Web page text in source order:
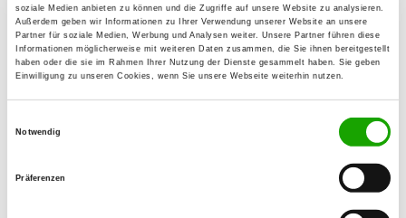
soziale Medien anbieten zu können und die Zugriffe auf unsere Website zu analysieren.
Außerdem geben wir Informationen zu Ihrer Verwendung unserer Website an unsere
Partner für soziale Medien, Werbung und Analysen weiter. Unsere Partner führen diese
Informationen möglicherweise mit weiteren Daten zusammen, die Sie ihnen bereitgestellt
haben oder die sie im Rahmen Ihrer Nutzung der Dienste gesammelt haben. Sie geben
Einwilligung zu unseren Cookies, wenn Sie unsere Webseite weiterhin nutzen.
Notwendig
Präferenzen
Handy:
0152 24521902
E-Mail:
petrasek1@freenet.de
Homepage: